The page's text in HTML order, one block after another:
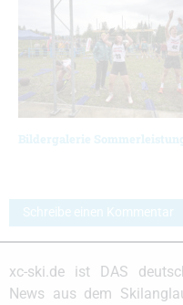
Bildergalerie
Schreibe einen Kommentar
xc-ski.de ist DAS
News aus dem